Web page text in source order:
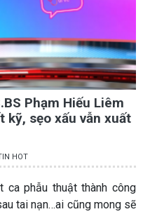
Phạm Hiếu Liêm
kỹ, sẹo xấu vẫn xuất
HOT
phẫu thuật thành công
tai nạn…ai cũng mong sẽ